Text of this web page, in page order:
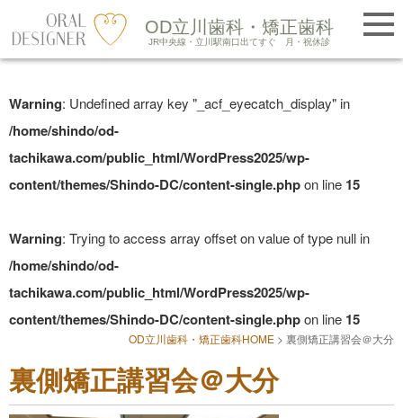
to
content
OD立川歯科・矯正歯科
JR中央線・立川駅南口出てすぐ 月・祝休診
LINE友だち追加
Warning: Undefined array key "_acf_eyecatch_display" in
/home/shindo/od-
tachikawa.com/public_html/WordPress2025/wp-
content/themes/Shindo-DC/content-single.phpon line 15
Warning: Trying to access array offset on value of type null in
/home/shindo/od-
tachikawa.com/public_html/WordPress2025/wp-
content/themes/Shindo-DC/content-single.phpon line 15
OD立川歯科・矯正歯科HOME > 裏側矯正講習会＠大分
裏側矯正講習会＠大分